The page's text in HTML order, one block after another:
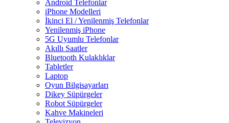
Android Telefonlar
iPhone Modelleri
İkinci El / Yenilenmiş Telefonlar
Yenilenmiş iPhone
5G Uyumlu Telefonlar
Akıllı Saatler
Bluetooth Kulaklıklar
Tabletler
Laptop
Oyun Bilgisayarları
Dikey Süpürgeler
Robot Süpürgeler
Kahve Makineleri